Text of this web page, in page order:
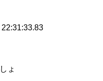
22:31:33.83
ょ